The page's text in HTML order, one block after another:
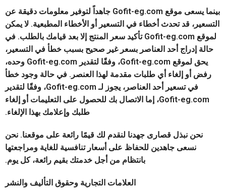
بينما يسعى موقع Gofit-eg.com جاهداً لتوفير معلومات دقيقة عن
التسعير، قد تحدث أخطاء في التسعير أو الأخطاء المطبعية. لا يمكن
لموقع Gofit-eg.com تأكيد سعر المنتج إلا بعد قيامك بالطلب. في
حالة إدراج أحد العناصر بسعر غير صحيح بسبب خطأ في التسعير،
يحق لموقع Gofit-eg.com، وفقًا لتقدير Gofit-eg.com وحده،
رفض أو إلغاء أي طلبات مقدمة لهذا العنصر. في حالة وجود خطأ
في تسعير أحد العناصر، يجوز لـ Gofit-eg.com، وفقًا لتقدير
Gofit-eg.com، إما الاتصال بك للحصول على التعليمات أو إلغاء
طلبك وإعلامك بهذا الإلغاء.
نحن نبذل قصارى جهدنا لنقدم لك قيمًا رائعة على موقعنا. نحن
نسعى جاهدين للحفاظ على أسعار تنافسية للغاية ومراجعتها
بانتظام من أجل خدمتك بقيم رائعة، كل يوم.
العلامات التجارية وحقوق التأليف والنشر